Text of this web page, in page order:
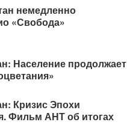
немедленно
«Свобода»
Население продолжает
Кризис Эпохи
Фильм АНТ об итогах